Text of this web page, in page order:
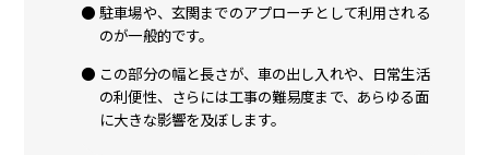
駐車場や、玄関までのアプローチとして利用される
のが一般的です。
この部分の幅と長さが、車の出し入れや、日常生活
の利便性、さらには工事の難易度まで、あらゆる面
に大きな影響を及ぼします。